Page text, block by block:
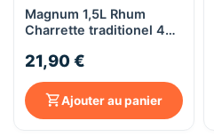
Magnum 1,5L Rhum
Charrette traditionel 49°
offert
21,90 €
Ajouter au panier